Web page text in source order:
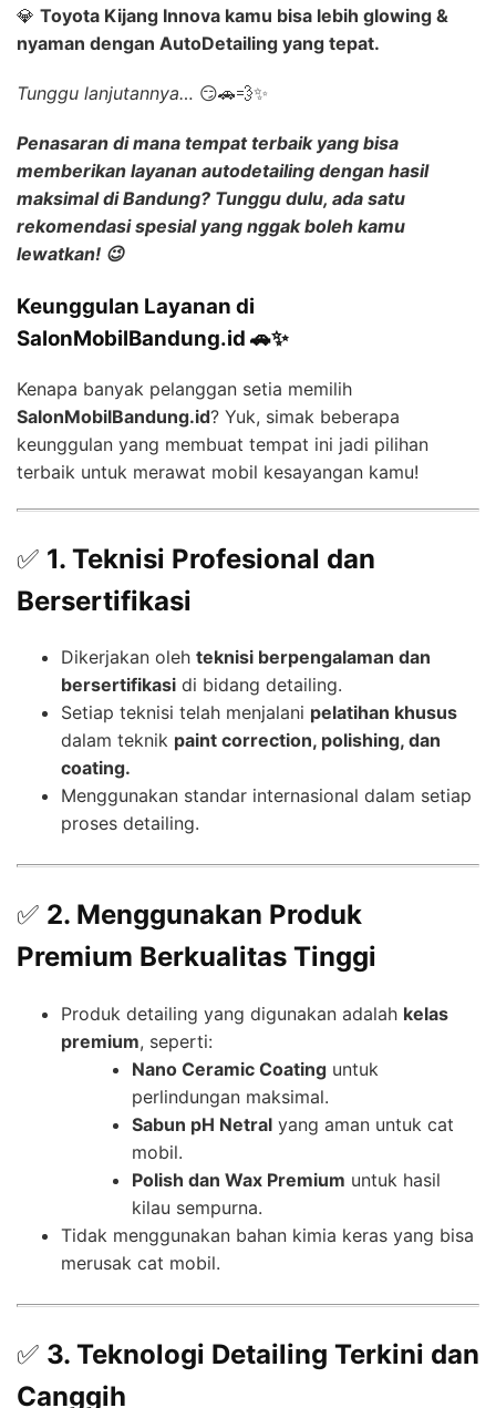
💎 Toyota Kijang Innova kamu bisa lebih glowing &
nyaman dengan AutoDetailing yang tepat.
Tunggu lanjutannya… 😏🚗💨✨
Penasaran di mana tempat terbaik yang bisa
memberikan layanan autodetailing dengan hasil
maksimaldi Bandung? Tunggu dulu, ada satu
rekomendasi spesial yang nggak boleh kamu
lewatkan! 😉
Keunggulan Layanan di
SalonMobilBandung.id 🚗✨
Kenapa banyak pelanggan setia memilih
SalonMobilBandung.id? Yuk, simak beberapa
keunggulan yang membuat tempat ini jadi pilihan
terbaik untuk merawat mobil kesayangan kamu!
✅ 1. Teknisi Profesional dan
Bersertifikasi
Dikerjakan oleh teknisi berpengalaman dan
bersertifikasi di bidang detailing.
Setiap teknisi telah menjalani pelatihan khusus
dalam teknik paint correction, polishing, dan
coating.
Menggunakan standar internasional dalam setiap
proses detailing.
✅ 2. Menggunakan Produk
Premium Berkualitas Tinggi
Produk detailing yang digunakan adalah kelas
premium, seperti:
Nano Ceramic Coating untuk
perlindungan maksimal.
Sabun pH Netral yang aman untuk cat
mobil.
Polish dan Wax Premium untuk hasil
kilau sempurna.
Tidak menggunakan bahan kimia keras yang bisa
merusak cat mobil.
✅ 3. Teknologi Detailing Terkini dan
Canggih